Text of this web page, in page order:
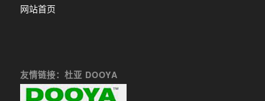
网站首页
友情链接：杜亚 DOOYA